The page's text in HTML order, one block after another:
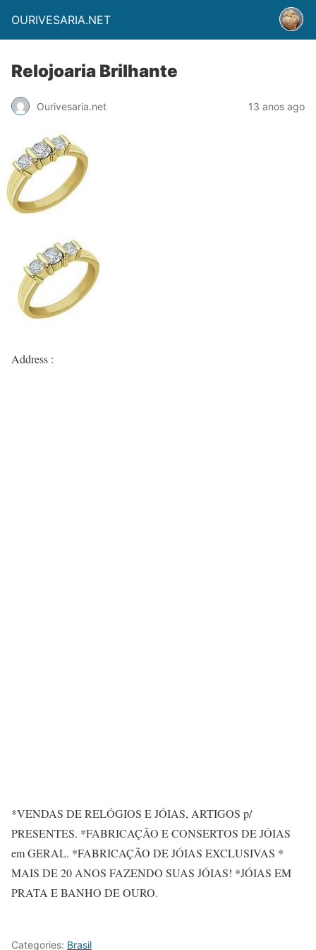
OURIVESARIA.NET
Relojoaria Brilhante
Ourivesaria.net 13 anos ago
Address :
*VENDAS DE RELÓGIOS E JÓIAS, ARTIGOS p/
PRESENTES. *FABRICAÇÃO E CONSERTOS DE JÓIAS
em GERAL. *FABRICAÇÃO DE JÓIAS EXCLUSIVAS *
MAIS DE 20 ANOS FAZENDO SUAS JÓIAS! *JÓIAS EM
PRATA E BANHO DE OURO.
Categories: Brasil